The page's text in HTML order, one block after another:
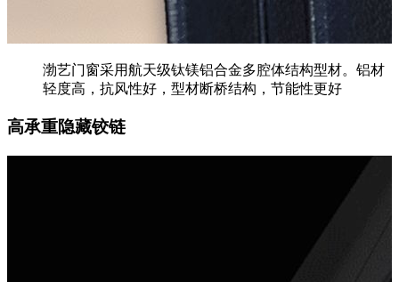
渤艺门窗采用航天级钛镁铝合金多腔体结构型材。铝材
轻度高，抗风性好，型材断桥结构，节能性更好
高承重隐藏铰链